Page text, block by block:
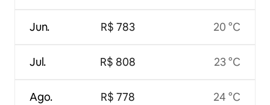
Jun.
Jul.
Ago.
R$ 783
R$ 808
R$ 778
20 °C
23 °C
24 °C